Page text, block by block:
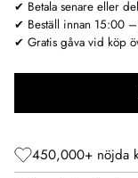
✔ Betala senare eller
✔ Beställ innan 15:00 –
✔ Gratis gåva vid köp
450,000+ nöjda